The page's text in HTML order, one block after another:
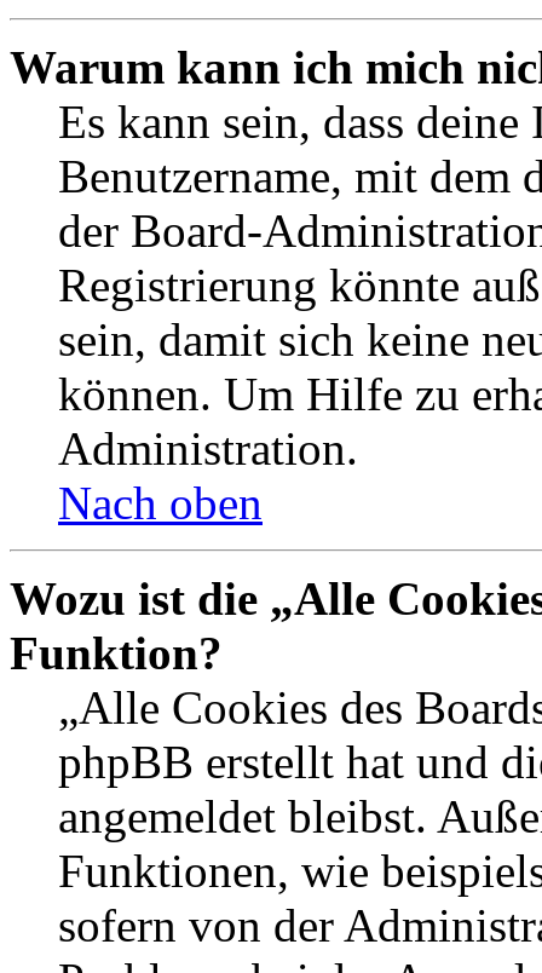
Warum kann ich mich
Es kann sein, dass
Benutzername, mit dem
der Board-
Registrierung könnte
sein, damit sich keine
können. Um Hilfe zu
Administration.
Nach oben
Wozu ist die „Alle
Funktion?
„Alle Cookies des
phpBB erstellt hat und
angemeldet bleibst.
Funktionen, wie
sofern von der